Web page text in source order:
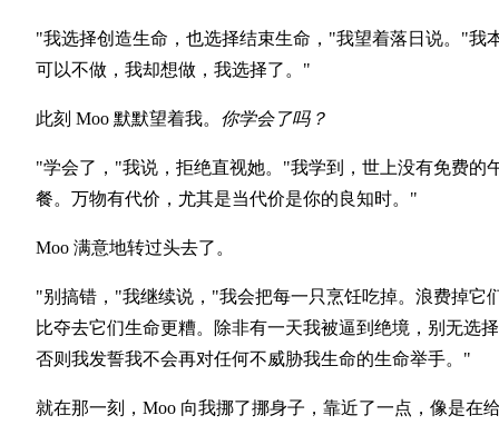
"我选择创造生命，也选择结束生命，"我望着落日说。"我
可以不做，我却想做，我选择了。"
此刻 Moo 默默望着我。 你学会了吗？
"学会了，"我说，拒绝直视她。"我学到，世上没有免费的
餐。万物有代价，尤其是当代价是你的良知时。"
Moo 满意地转过头去了。
"别搞错，"我继续说，"我会把每一只烹饪吃掉。浪费掉它
比夺去它们生命更糟。除非有一天我被逼到绝境，别无选
否则我发誓我不会再对任何不威胁我生命的生命举手。"
就在那一刻，Moo 向我挪了挪身子，靠近了一点，像是在